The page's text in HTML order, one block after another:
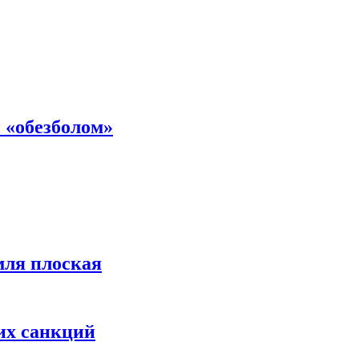
плоская
санкций